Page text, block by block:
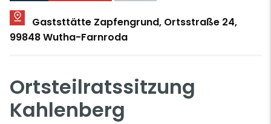
Gaststtätte Zapfengrund, Ortsstraße 24,
99848 Wutha-Farnroda
Ortsteilratssitzung
Kahlenberg